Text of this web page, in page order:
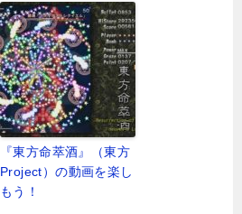
『東方命萃酒』（東方
Project）の動画を楽し
もう！